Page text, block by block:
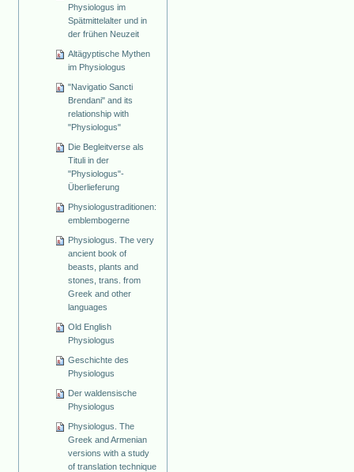
Physiologus im
Spätmittelalter und in
der frühen Neuzeit
Altägyptische Mythen
im Physiologus
"Navigatio Sancti
Brendani" and its
relationship with
"Physiologus"
Die Begleitverse als
Tituli in der
"Physiologus"-
Überlieferung
Physiologustraditionen:
emblembogerne
Physiologus. The very
ancient book of
beasts, plants and
stones, trans. from
Greek and other
languages
Old English
Physiologus
Geschichte des
Physiologus
Der waldensische
Physiologus
Physiologus. The
Greek and Armenian
versions with a study
of translation technique